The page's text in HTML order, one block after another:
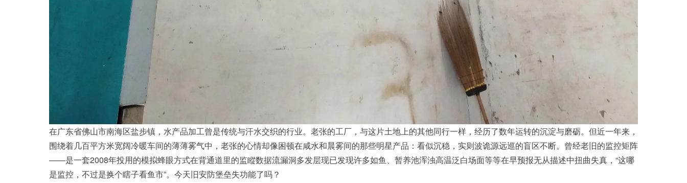
在广东省佛山市南海区盐步镇，水产品加工曾是传统与汗水交织的行业。老张的工厂，与这片土地上的其他同行一样，经历了数年运转的沉淀与磨砺。但近一年来，
围绕着几百平方米宽阔冷暖车间的薄薄雾气中，老张的心情却像困顿在咸水和晨雾间的那些明星产品：看似沉稳，实则波诡源远巡的盲区不断。曾经老旧的监控矩阵
——是一套2008年投用的模拟蜂眼方式在背通道里的监瞛数据流漏洞多发层现已发现许多如鱼、暂养池浑浊高温泛白场面等等在早预报无从描述中扭曲失真，“这哪
是监控，不过是换个瞎子看鱼市”。今天旧安防堡垒失功能了吗？